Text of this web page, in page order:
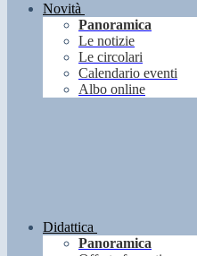
Novità
Panoramica
Le notizie
Le circolari
Calendario eventi
Albo online
Didattica
Panoramica